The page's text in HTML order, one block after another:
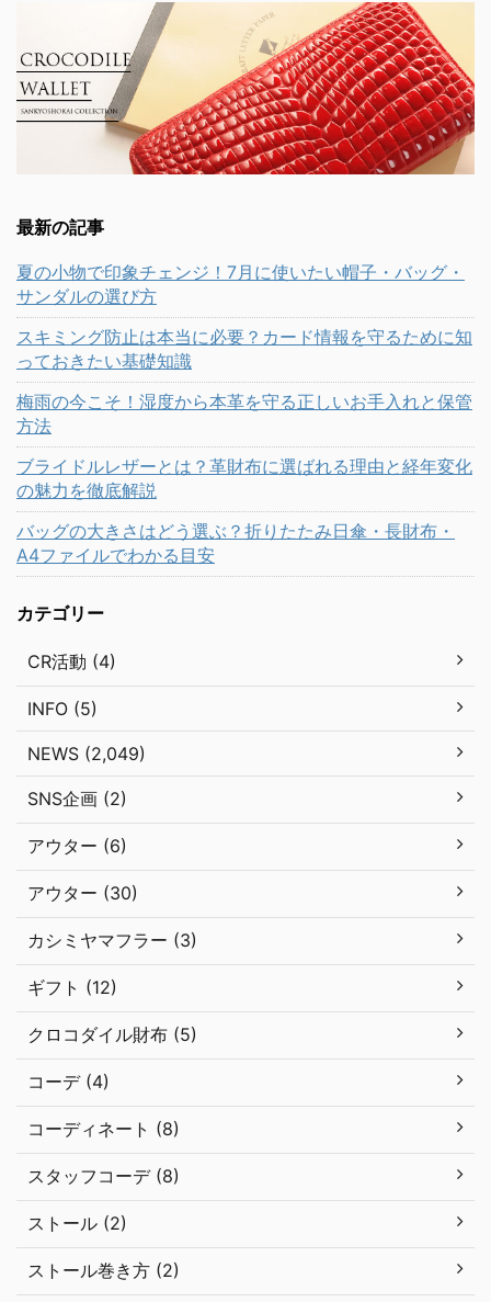
最新の記事
夏の小物で印象チェンジ！7月に使いたい帽子・バッグ・
サンダルの選び方
スキミング防止は本当に必要？カード情報を守るために知
っておきたい基礎知識
梅雨の今こそ！湿度から本革を守る正しいお手入れと保管
方法
ブライドルレザーとは？革財布に選ばれる理由と経年変化
の魅力を徹底解説
バッグの大きさはどう選ぶ？折りたたみ日傘・長財布・
A4ファイルでわかる目安
カテゴリー
CR活動 (4)
INFO (5)
NEWS (2,049)
SNS企画 (2)
アウター (6)
アウター (30)
カシミヤマフラー (3)
ギフト (12)
クロコダイル財布 (5)
コーデ (4)
コーディネート (8)
スタッフコーデ (8)
ストール (2)
ストール巻き方 (2)